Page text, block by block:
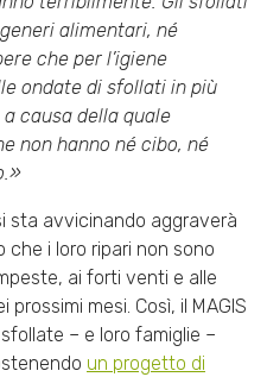
alimentari, né
che per l’igiene
ondate di sfollati in più
causa della quale
non hanno né cibo, né
sta avvicinando aggraverà
che i loro ripari non sono
ai forti venti e alle
mesi. Così, il MAGIS
– e loro famiglie –
un progetto di